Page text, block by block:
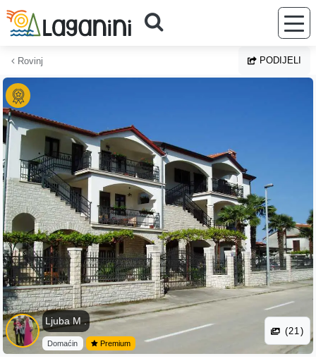
Preskoči na glavni sadržaj
Rovinj PODIJELI
Ljuba M .
Domaćin Premium
(21)